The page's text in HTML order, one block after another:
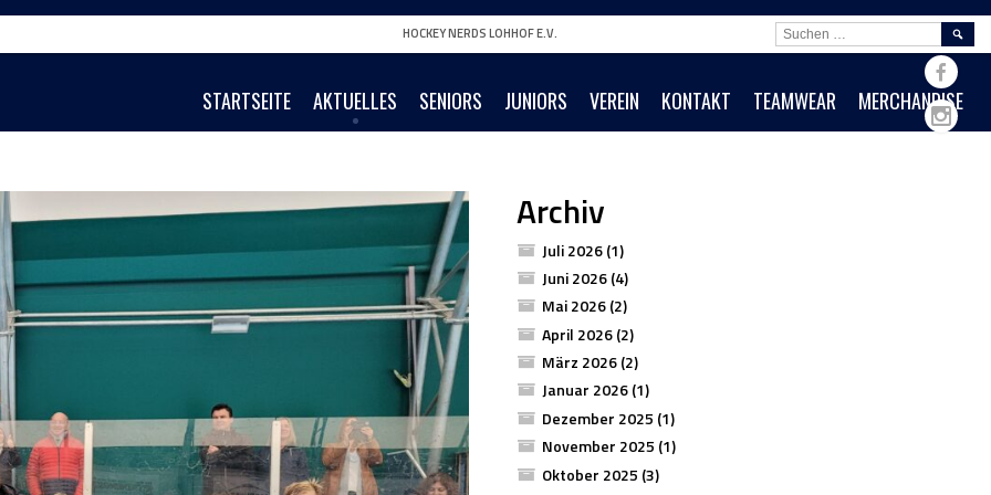
HOCKEY NERDS LOHHOF E.V.
STARTSEITE AKTUELLES SENIORS JUNIORS VEREIN KONTAKT TEAMWEAR MERCHANDISE
NACH:
Archiv
Juli 2026(1)
Juni 2026(4)
Mai 2026(2)
April 2026(2)
März 2026(2)
Januar 2026(1)
Dezember 2025 (1)
November 2025 (1)
Oktober 2025 (3)